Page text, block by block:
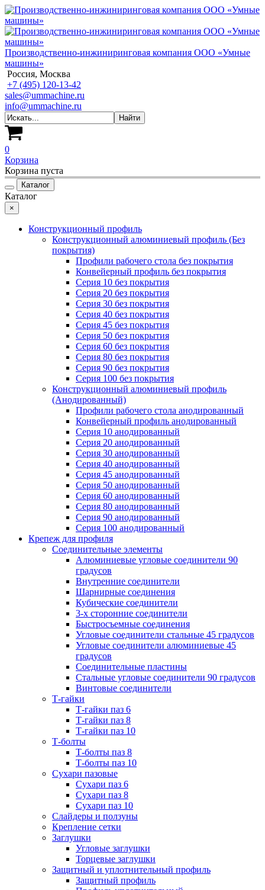
Производственно-инжиниринговая компания ООО «Умные
машины»
Россия, Москва
+7 (495) 120-13-42
sales@ummachine.ru
info@ummachine.ru
0
Корзина
Корзина пуста
Каталог
Каталог
×
Конструкционный профиль
Конструкционный алюминиевый профиль (Без
покрытия)
Профили рабочего стола без покрытия
Конвейерный профиль без покрытия
Серия 10 без покрытия
Серия 20 без покрытия
Серия 30 без покрытия
Серия 40 без покрытия
Серия 45 без покрытия
Серия 50 без покрытия
Серия 60 без покрытия
Серия 80 без покрытия
Серия 90 без покрытия
Серия 100 без покрытия
Конструкционный алюминиевый профиль
(Анодированный)
Профили рабочего стола анодированный
Конвейерный профиль анодированный
Серия 10 анодированный
Серия 20 анодированный
Серия 30 анодированный
Серия 40 анодированный
Серия 45 анодированный
Серия 50 анодированный
Серия 60 анодированный
Серия 80 анодированный
Серия 90 анодированный
Серия 100 анодированный
Крепеж для профиля
Соединительные элементы
Алюминиевые угловые соединители 90
градусов
Внутренние соединители
Шарнирные соединения
Кубические соединители
3-х сторонние соединители
Быстросъемные соединения
Угловые соединители стальные 45 градусов
Угловые соединители алюминиевые 45
градусов
Соединительные пластины
Стальные угловые соединители 90 градусов
Винтовые соединители
Т-гайки
Т-гайки паз 6
Т-гайки паз 8
Т-гайки паз 10
Т-болты
Т-болты паз 8
Т-болты паз 10
Сухари пазовые
Сухари паз 6
Сухари паз 8
Сухари паз 10
Слайдеры и ползуны
Крепление сетки
Заглушки
Угловые заглушки
Торцевые заглушки
Защитный и уплотнительный профиль
Защитный профиль